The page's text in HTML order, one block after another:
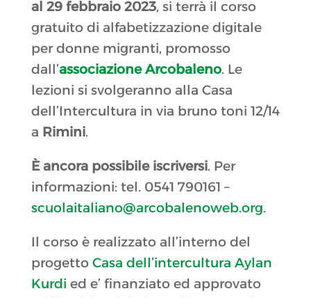
al 29 febbraio 2023, si terrà il corso
gratuito di alfabetizzazione digitale
per donne migranti, promosso
dall’associazione Arcobaleno. Le
lezioni si svolgeranno alla Casa
dell’Intercultura in via bruno toni 12/14
a Rimini.
È ancora possibile iscriversi. Per
informazioni: tel. 0541 790161 –
scuolaitaliano@arcobalenoweb.org.
Il corso è realizzato all’interno del
progetto Casa dell’intercultura Aylan
Kurdi ed e’ finanziato ed approvato